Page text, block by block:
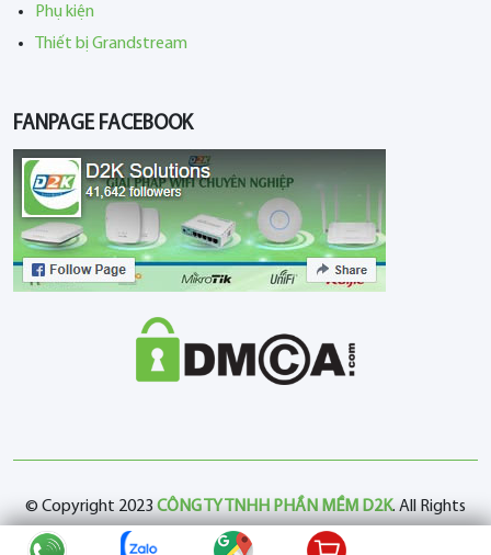
Phụ kiện
Thiết bị Grandstream
FANPAGE FACEBOOK
© Copyright 2023CÔNG TY TNHH PHẦN MỀM D2K. All Rights
Reserved